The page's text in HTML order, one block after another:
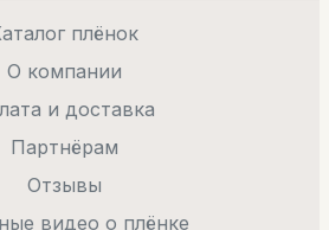
плёнок
О компании
и доставка
Партнёрам
Отзывы
видео о плёнке